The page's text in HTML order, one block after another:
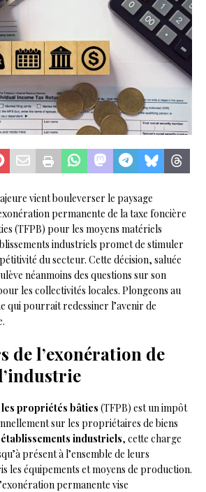
vient bouleverser le paysage
permanente de la taxe foncière
(TFPB) pour les moyens matériels
industriels promet de stimuler
du secteur. Cette décision, saluée
néanmoins des questions sur son
les collectivités locales. Plongeons au
qui pourrait redessiner l’avenir de
de l’exonération de
propriétés bâties (TFPB) est un impôt
sur les propriétaires de biens
établissements industriels, cette charge
présent à l’ensemble de leurs
les équipements et moyens de production.
permanente vise